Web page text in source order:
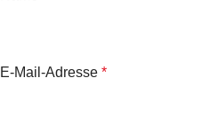
E-Mail-Adresse *